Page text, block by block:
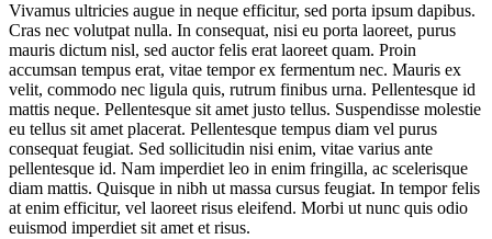
Vivamus ultricies augue in neque efficitur, sed porta ipsum dapibus.
Cras nec volutpat nulla. In consequat, nisi eu porta laoreet, purus
mauris dictum nisl, sed auctor felis erat laoreet quam. Proin
accumsan tempus erat, vitae tempor ex fermentum nec. Mauris ex
velit, commodo nec ligula quis, rutrum finibus urna. Pellentesque id
mattis neque. Pellentesque sit amet justo tellus. Suspendisse molestie
eu tellus sit amet placerat. Pellentesque tempus diam vel purus
consequat feugiat. Sed sollicitudin nisi enim, vitae varius ante
pellentesque id. Nam imperdiet leo in enim fringilla, ac scelerisque
diam mattis. Quisque in nibh ut massa cursus feugiat. In tempor felis
at enim efficitur, vel laoreet risus eleifend. Morbi ut nunc quis odio
euismod imperdiet sit amet et risus.